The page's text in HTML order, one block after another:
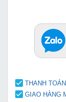
THANH
GIAO HÀNG